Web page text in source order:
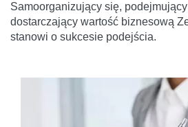
Samoorganizujący się,
dostarczający wartość biznesową
stanowi o sukcesie podejścia.